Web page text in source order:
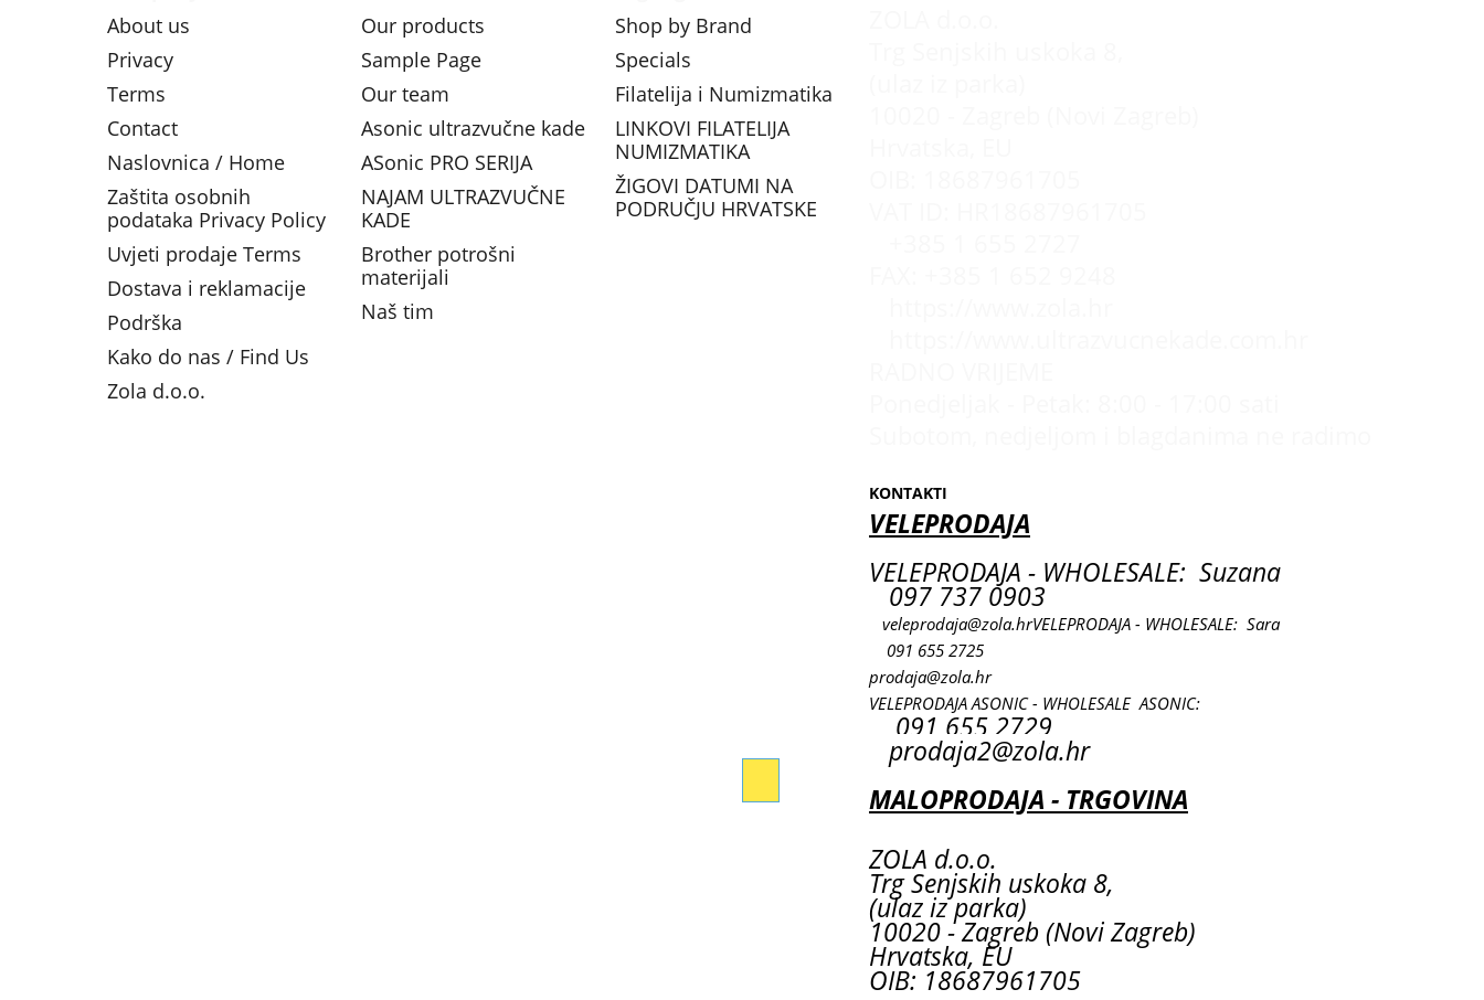
About us
Privacy
Terms
Contact
Naslovnica / Home
Zaštita osobnih
podataka Privacy Policy
Uvjeti prodaje Terms
Dostava i reklamacije
Podrška
Kako do nas / Find Us
Zola d.o.o.
Our products
Sample Page
Our team
Asonic ultrazvučne kade
ASonic PRO SERIJA
NAJAM ULTRAZVUČNE
KADE
Brother potrošni
materijali
Naš tim
Shop by Brand
Specials
Filatelija i Numizmatika
LINKOVI FILATELIJA
NUMIZMATIKA
ŽIGOVI DATUMI NA
PODRUČJU HRVATSKE
KONTAKTI
VELEPRODAJA
VELEPRODAJA - WHOLESALE: Suzana
097 737 0903
veleprodaja@zola.hrVELEPRODAJA - WHOLESALE: Sara
091 655 2725
prodaja@zola.hr
VELEPRODAJA ASONIC - WHOLESALE ASONIC:
091 655 2729
prodaja2@zola.hr
MALOPRODAJA - TRGOVINA
ZOLA d.o.o.
Trg Senjskih uskoka 8,
(ulaz iz parka)
10020 - Zagreb (Novi Zagreb)
Hrvatska, EU
OIB: 18687961705